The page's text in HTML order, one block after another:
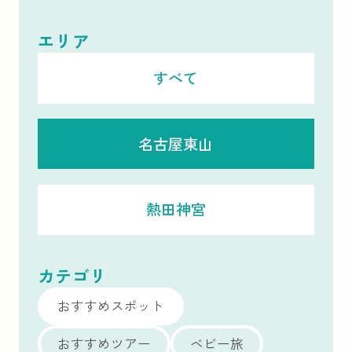
エリア
すべて
名古屋東山
熱田神宮
カテゴリ
おすすめスポット
おすすめツアー
ベビー旅